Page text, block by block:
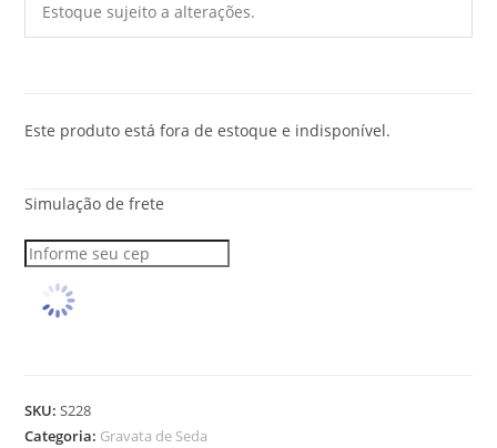
Estoque sujeito a alterações.
Este produto está fora de estoque e indisponível.
Simulação de frete
SKU:S228
Categoria: Gravata de Seda